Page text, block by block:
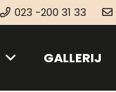
023 -200 31 33
GALLERIJ